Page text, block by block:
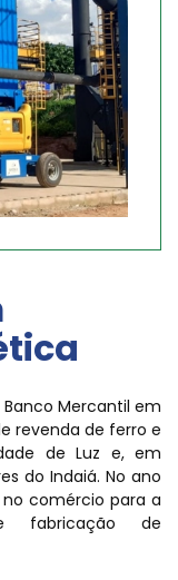
Mercantil em
revenda de ferro e
de Luz e, em
do Indaiá. No ano
comércio para a
fabricação de